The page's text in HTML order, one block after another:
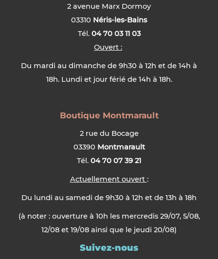
2 avenue Marx Dormoy
03310 Néris-les-Bains
Tél. 04 70 03 11 03
Ouvert :
Du mardi au dimanche de 9h30 à 12h et de 14h à
18h. Lundi et jour férié de 14h à 18h.
Boutique Montmarault
2 rue du Bocage
03390 Montmarault
Tél. 04 70 07 39 21
Actuellement ouvert :
Du lundi au samedi de 9h30 à 12h et de 13h à 18h
(à noter : ouverture à 10h les mercredis 29/07, 5/08,
12/08 et 19/08 ainsi que le jeudi 20/08)
Suivez-nous